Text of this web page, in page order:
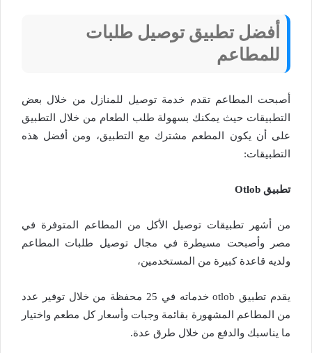
أفضل تطبيق توصيل طلبات
للمطاعم
أصبحت المطاعم تقدم خدمة توصيل للمنازل من خلال بعض
التطبيقات حيث يمكنك بسهولة طلب الطعام من خلال التطبيق
على أن يكون المطعم مشترك مع التطبيق، ومن أفضل هذه
التطبيقات:
تطبيق Otlob
من أشهر تطبيقات توصيل الأكل من المطاعم المتوفرة في
مصر وأصبحت مسيطرة في مجال توصيل طلبات المطاعم
ولديه قاعدة كبيرة من المستخدمين،
يقدم تطبيق otlob خدماته في 25 محفظة من خلال توفير عدد
من المطاعم المشهورة بقائمة وجبات وأسعار كل مطعم واختيار
ما يناسبك والدفع من خلال طرق عدة.